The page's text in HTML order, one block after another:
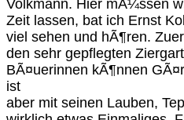
Volkmann. Hier mÃ¼ssen
Zeit lassen, bat ich Ernst
viel sehen und hÃ¶ren.
den sehr gepflegten
BÃ¤uerinnen kÃ¶nnen
ist
aber mit seinen Lauben,